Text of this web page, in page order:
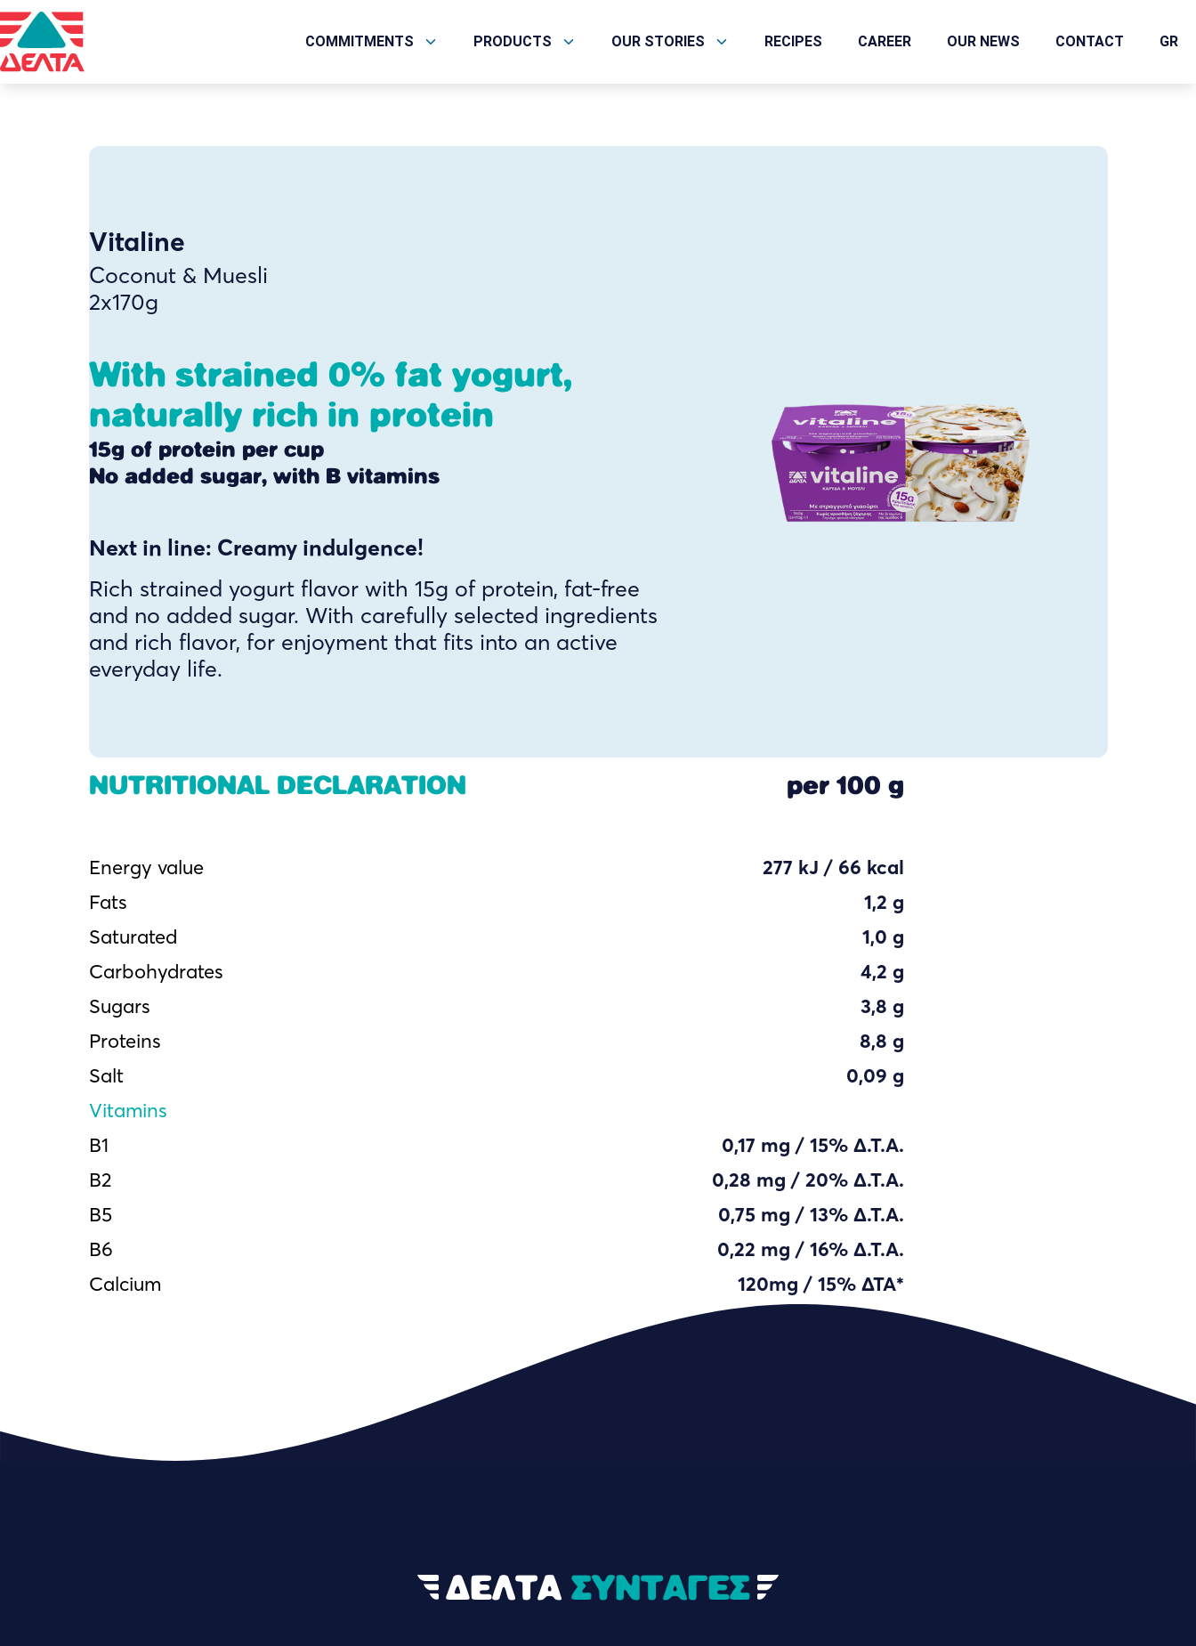
COMMITMENTS PRODUCTS OUR STORIES RECIPES CAREER OUR NEWS CONTACT GR
Vitaline
Coconut & Muesli
2x170g
With strained 0% fat yogurt,
naturally rich in protein
15g of protein per cup
No added sugar, with B vitamins
Next in line: Creamy indulgence!
Rich strained yogurt flavor with 15g of protein, fat-free
and no added sugar. With carefully selected ingredients
and rich flavor, for enjoyment that fits into an active
everyday life.
NUTRITIONAL DECLARATION per 100 g
Energy value
277 kJ / 66 kcal
Fats
1,2 g
Saturated
1,0 g
Carbohydrates
4,2 g
Sugars
3,8 g
Proteins
8,8 g
Salt
0,09 g
Vitamins
Β1
0,17 mg / 15% Δ.Τ.Α.
Β2
0,28 mg / 20% Δ.Τ.Α.
Β5
0,75 mg / 13% Δ.Τ.Α.
Β6
0,22 mg / 16% Δ.Τ.Α.
Calcium
120mg / 15% ΔΤΑ*
ΔΕΛΤΑ ΣΥΝΤΑΓΕΣ